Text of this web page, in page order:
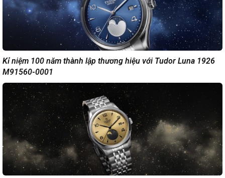
Kỉ niệm 100 năm thành lập thương hiệu với Tudor Luna 1926
M91560-0001